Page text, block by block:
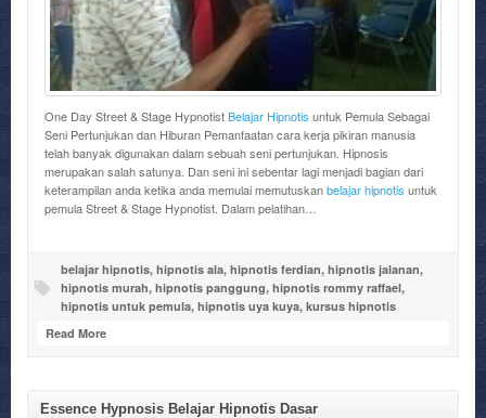
One Day Street & Stage HypnotistBelajar Hipnotis untuk Pemula Sebagai
Seni Pertunjukan dan Hiburan Pemanfaatan cara kerja pikiran manusia
telah banyak digunakan dalam sebuah seni pertunjukan. Hipnosis
merupakan salah satunya. Dan seni ini sebentar lagi menjadi bagian dari
keterampilan anda ketika anda memulai memutuskanbelajar hipnotis untuk
pemula Street & Stage Hypnotist. Dalam pelatihan…
belajar hipnotis, hipnotis ala, hipnotis ferdian, hipnotis jalanan,
hipnotis murah, hipnotis panggung, hipnotis rommy raffael,
hipnotis untuk pemula, hipnotis uya kuya, kursus hipnotis
Read More
Essence Hypnosis Belajar Hipnotis Dasar